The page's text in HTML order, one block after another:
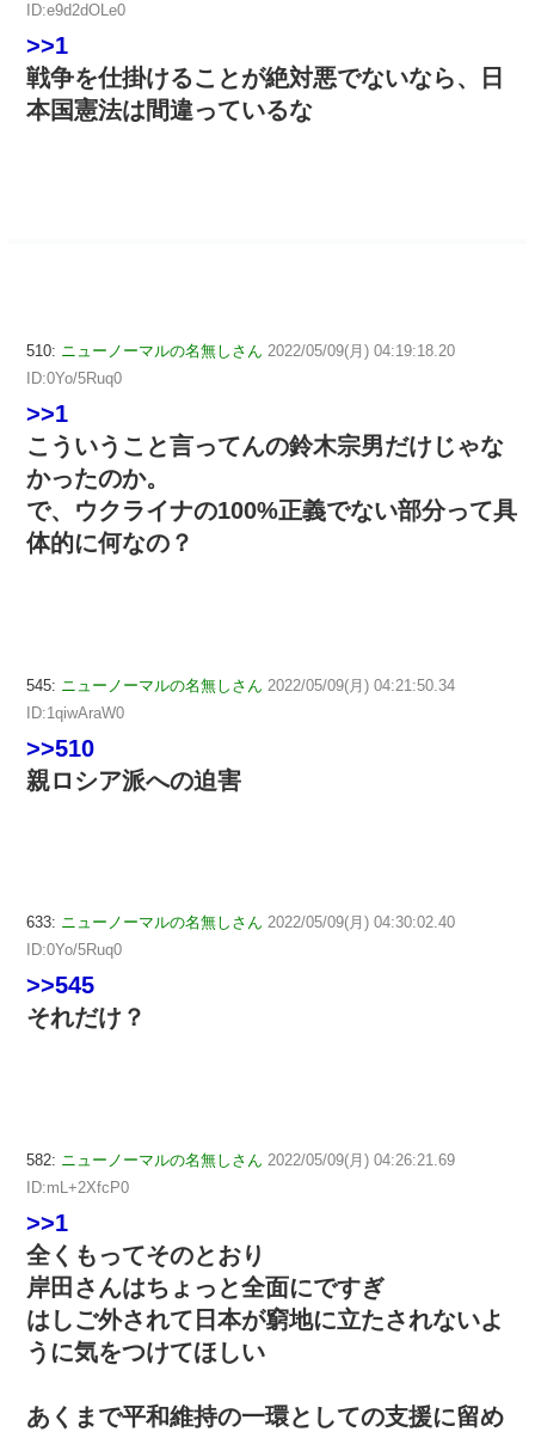
ID:e9d2dOLe0
>>1
戦争を仕掛けることが絶対悪でないなら、日
本国憲法は間違っているな
510: ニューノーマルの名無しさん 2022/05/09(月) 04:19:18.20
ID:0Yo/5Ruq0
>>1
こういうこと言ってんの鈴木宗男だけじゃな
かったのか。
で、ウクライナの100%正義でない部分って具
体的に何なの？
545: ニューノーマルの名無しさん 2022/05/09(月) 04:21:50.34
ID:1qiwAraW0
>>510
親ロシア派への迫害
633: ニューノーマルの名無しさん 2022/05/09(月) 04:30:02.40
ID:0Yo/5Ruq0
>>545
それだけ？
582: ニューノーマルの名無しさん 2022/05/09(月) 04:26:21.69
ID:mL+2XfcP0
>>1
全くもってそのとおり
岸田さんはちょっと全面にですぎ
はしご外されて日本が窮地に立たされないよ
うに気をつけてほしい
あくまで平和維持の一環としての支援に留め